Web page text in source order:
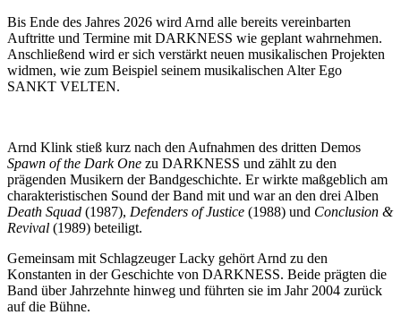
Bis Ende des Jahres 2026 wird Arnd alle bereits vereinbarten
Auftritte und Termine mit DARKNESS wie geplant wahrnehmen.
Anschließend wird er sich verstärkt neuen musikalischen Projekten
widmen, wie zum Beispiel seinem musikalischen Alter Ego
SANKT VELTEN.
Arnd Klink stieß kurz nach den Aufnahmen des dritten Demos
Spawn of the Dark One zu DARKNESS und zählt zu den
prägenden Musikern der Bandgeschichte. Er wirkte maßgeblich am
charakteristischen Sound der Band mit und war an den drei Alben
Death Squad (1987), Defenders of Justice (1988) und Conclusion &
Revival (1989) beteiligt.
Gemeinsam mit Schlagzeuger Lacky gehört Arnd zu den
Konstanten in der Geschichte von DARKNESS. Beide prägten die
Band über Jahrzehnte hinweg und führten sie im Jahr 2004 zurück
auf die Bühne.